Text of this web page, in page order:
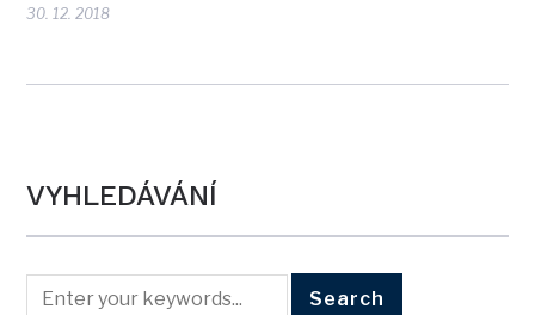
30. 12. 2018
VYHLEDÁVÁNÍ